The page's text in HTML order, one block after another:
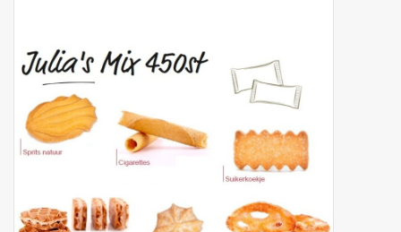
Boissons
Biscuits apéritifs / Snacks salés
Bonbons pour la bonbonnière